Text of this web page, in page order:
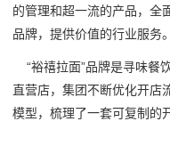
的管理和超一流的产品，全
品牌，提供价值的行业服务。
“裕禧拉面”品牌是寻味餐
直营店，集团不断优化开店
模型，梳理了一套可复制的